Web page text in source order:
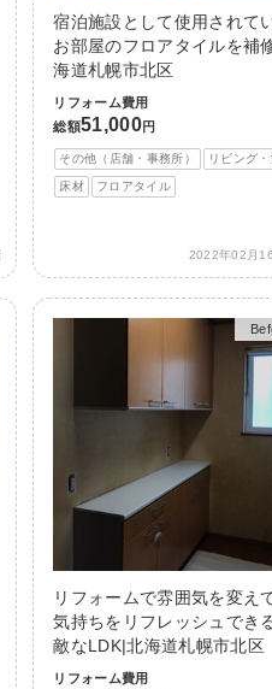
宿泊施設として使用されて
お部屋のフロアタイルを補
海道札幌市北区
リフォーム費用
総額51,000円
その他（店舗・事務所） リビング
床材 フロアタイル
2022年02月
リフォームで雰囲気を変えて
気持ちをリフレッシュでき
敵なLDK|北海道札幌市北区
リフォーム費用